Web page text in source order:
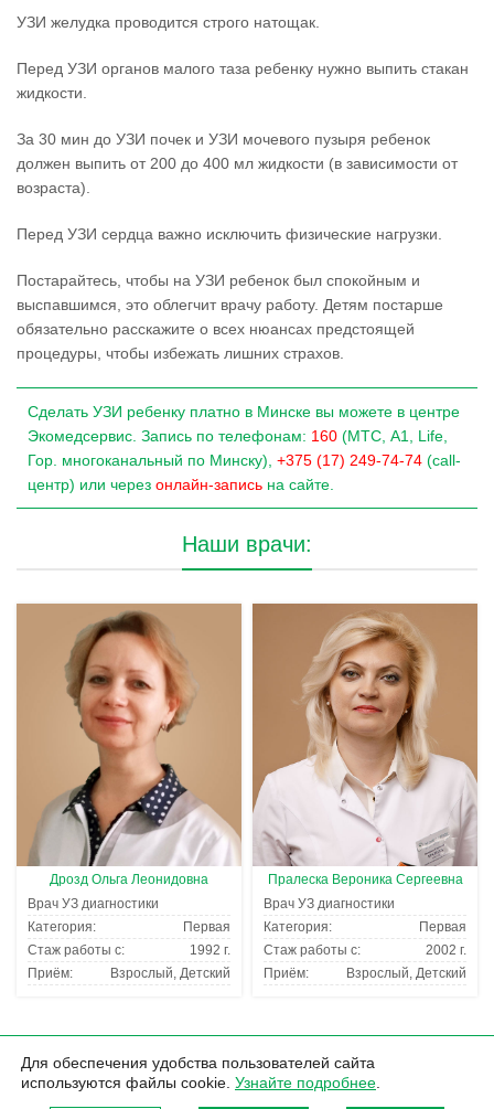
УЗИ желудка проводится строго натощак.
Перед УЗИ органов малого таза ребенку нужно выпить стакан
жидкости.
За 30 мин до УЗИ почек и УЗИ мочевого пузыря ребенок
должен выпить от 200 до 400 мл жидкости (в зависимости от
возраста).
Перед УЗИ сердца важно исключить физические нагрузки.
Постарайтесь, чтобы на УЗИ ребенок был спокойным и
выспавшимся, это облегчит врачу работу. Детям постарше
обязательно расскажите о всех нюансах предстоящей
процедуры, чтобы избежать лишних страхов.
Сделать УЗИ ребенку платно в Минске вы можете в центре
Экомедсервис. Запись по телефонам: 160 (МТС, A1, Life,
Гор. многоканальный по Минску), +375 (17) 249-74-74 (call-
центр) или через онлайн-запись на сайте.
Наши врачи:
Дрозд Ольга Леонидовна
Врач УЗ диагностики
Категория:
Первая
Стаж работы с:
1992 г.
Приём:
Взрослый, Детский
Пралеска Вероника Сергеевна
Врач УЗ диагностики
Категория:
Первая
Стаж работы с:
2002 г.
Приём:
Взрослый, Детский
ООО «Экомедсервис-Медицинский центр» 2024
Для обеспечения удобства пользователей сайта
используются файлы cookie. Узнайте подробнее